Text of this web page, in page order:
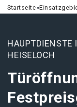
Startseite»
HAUPTDIENSTE
HEISELOCH